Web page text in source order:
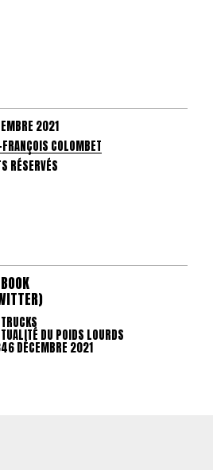
2021
COLOMBET
RÉSERVÉS
DU POIDS LOURDS
DÉCEMBRE 2021